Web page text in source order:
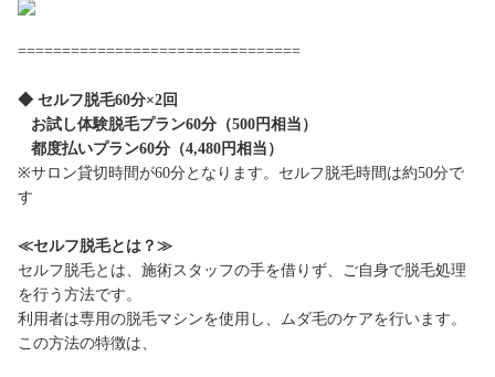
================================
◆ セルフ脱毛60分×2回
お試し体験脱毛プラン60分（500円相当）
都度払いプラン60分（4,480円相当）
※サロン貸切時間が60分となります。セルフ脱毛時間は約50分で
す
≪セルフ脱毛とは？≫
セルフ脱毛とは、施術スタッフの手を借りず、ご自身で脱毛処理
を行う方法です。
利用者は専用の脱毛マシンを使用し、ムダ毛のケアを行います。
この方法の特徴は、